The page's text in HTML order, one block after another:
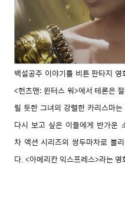
백설공주 이야기를 비튼 판타지
<헌츠맨: 윈터스 워>에서 테론은
릴 듯한 그녀의 강렬한 카리스마
다시 보고 싶은 이들에게 반가운
차 액션 시리즈의 쌍두마차로 불
다. <아메리칸 익스프레스>라는 영